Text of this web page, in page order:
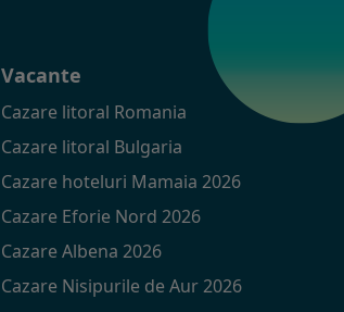
Vacante
Cazare litoral Romania
Cazare litoral Bulgaria
Cazare hoteluri Mamaia 2026
Cazare Eforie Nord 2026
Cazare Albena 2026
Cazare Nisipurile de Aur 2026